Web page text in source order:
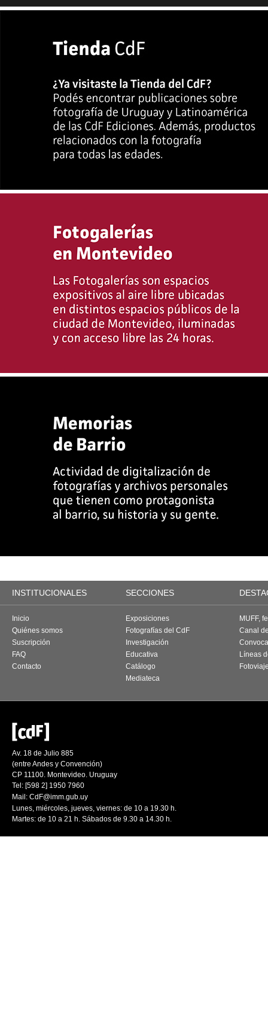
INSTITUCIONALES SECCIONES
Inicio
Quiénes somos
Suscripción
FAQ
Contacto
Exposiciones
Fotografías del CdF
Investigación
Educativa
Catálogo
Mediateca
MUFF,
Canal
Líneas
Av. 18 de Julio 885
(entre Andes y Convención)
CP 11100. Montevideo. Uruguay
Tel: [598 2] 1950 7960
Mail: CdF@imm.gub.uy
Lunes, miércoles, jueves, viernes: de 10 a 19.30 h.
Martes: de 10 a 21 h. Sábados de 9.30 a 14.30 h.